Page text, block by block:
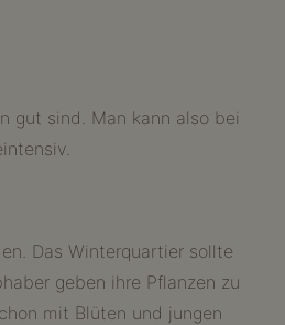
gut sind. Man kann also bei
Das Winterquartier sollte
geben ihre Pflanzen zu
mit Blüten und jungen